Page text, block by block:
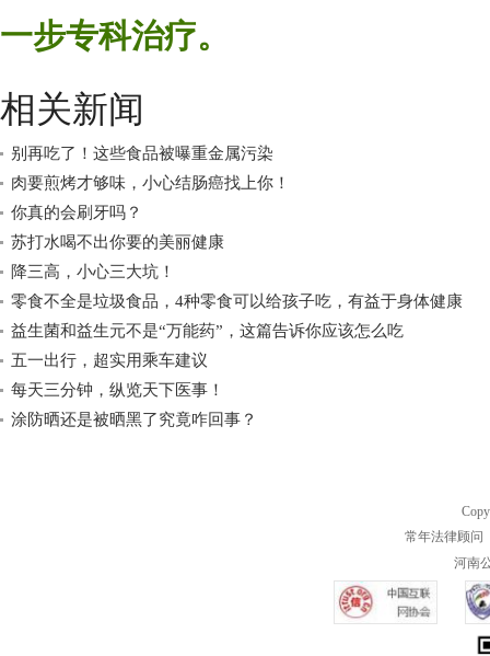
一步专科治疗。
相关新闻
别再吃了！这些食品被曝重金属污染
肉要煎烤才够味，小心结肠癌找上你！
你真的会刷牙吗？
苏打水喝不出你要的美丽健康
降三高，小心三大坑！
零食不全是垃圾食品，4种零食可以给孩子吃，有益于身体健康
益生菌和益生元不是“万能药”，这篇告诉你应该怎么吃
五一出行，超实用乘车建议
每天三分钟，纵览天下医事！
涂防晒还是被晒黑了究竟咋回事？
常年法律顾问
河南